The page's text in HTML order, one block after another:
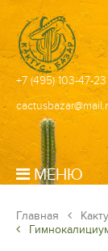
+7 (495) 103-47-23
МЕНЮ
Главная